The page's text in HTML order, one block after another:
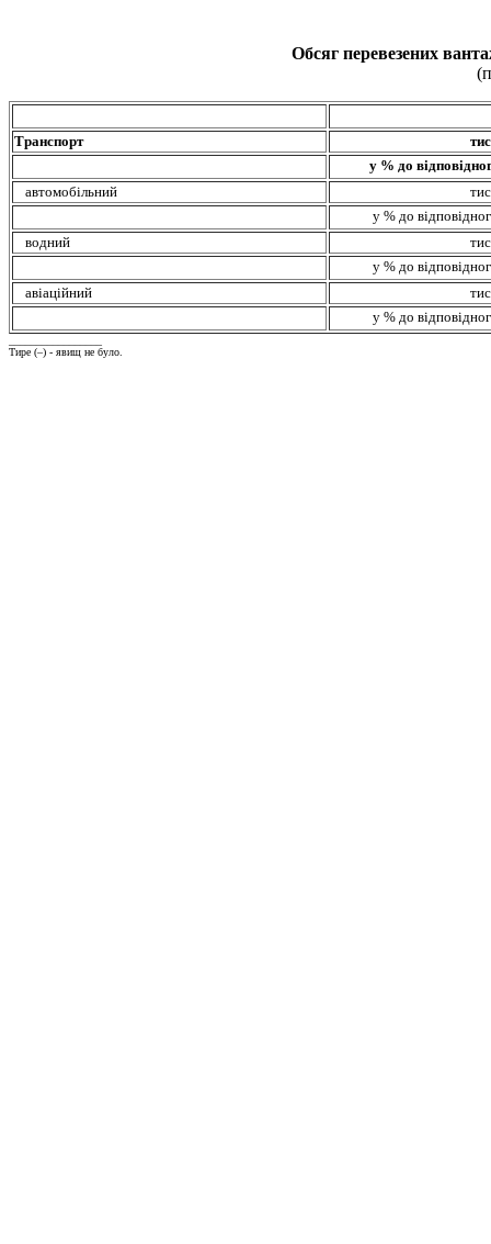
Обсяг перевезених
Транспорт
у % до
автомобільний
у % до
водний
у % до
авіаційний
у % до
Тире (–) - явищ не було.